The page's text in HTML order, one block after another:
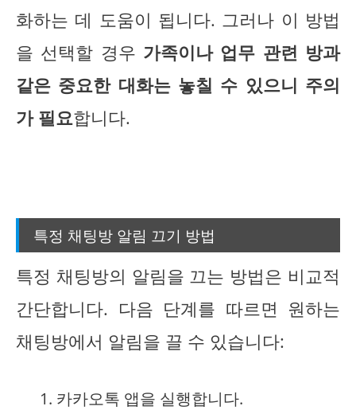
화하는 데 도움이 됩니다. 그러나 이 방법
을 선택할 경우 가족이나 업무 관련 방과
같은 중요한 대화는 놓칠 수 있으니 주의
가 필요합니다.
특정 채팅방 알림 끄기 방법
특정 채팅방의 알림을 끄는 방법은 비교적
간단합니다. 다음 단계를 따르면 원하는
채팅방에서 알림을 끌 수 있습니다:
카카오톡 앱을 실행합니다.